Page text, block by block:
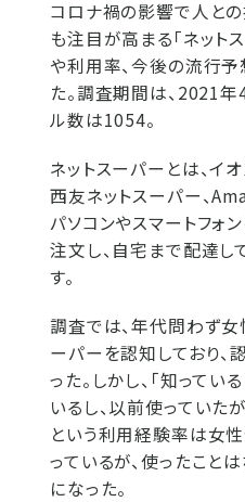
コロナ禍の影響で人と
も注目が高まる「ネット
や利用率、今後の流行
た。調査期間は、2021
ル数は1054。
ネットスーパーとは、イ
西友ネットスーパー、
パソコンやスマートフォ
注文し、自宅まで配達し
す。
調査では、年代問わず
ーパーを認知しており
った。しかし、「知ってい
いるし、以前使っていた
という利用経験率は女
っているが、使ったこと
になった。